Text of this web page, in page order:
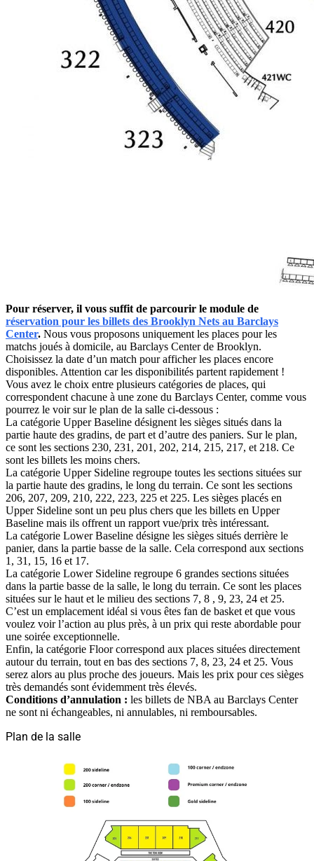
Pour réserver, il vous suffit de parcourir le module de
réservation pour les billets des Brooklyn Nets au Barclays
Center. Nous vous proposons uniquement les places pour les
matchs joués à domicile, au Barclays Center de Brooklyn.
Choisissez la date d’un match pour afficher les places encore
disponibles. Attention car les disponibilités partent rapidement !
Vous avez le choix entre plusieurs catégories de places, qui
correspondent chacune à une zone du Barclays Center, comme vous
pourrez le voir sur le plan de la salle ci-dessous :
La catégorie Upper Baseline désignent les sièges situés dans la
partie haute des gradins, de part et d’autre des paniers. Sur le plan,
ce sont les sections 230, 231, 201, 202, 214, 215, 217, et 218. Ce
sont les billets les moins chers.
La catégorie Upper Sideline regroupe toutes les sections situées sur
la partie haute des gradins, le long du terrain. Ce sont les sections
206, 207, 209, 210, 222, 223, 225 et 225. Les sièges placés en
Upper Sideline sont un peu plus chers que les billets en Upper
Baseline mais ils offrent un rapport vue/prix très intéressant.
La catégorie Lower Baseline désigne les sièges situés derrière le
panier, dans la partie basse de la salle. Cela correspond aux sections
1, 31, 15, 16 et 17.
La catégorie Lower Sideline regroupe 6 grandes sections situées
dans la partie basse de la salle, le long du terrain. Ce sont les places
situées sur le haut et le milieu des sections 7, 8 , 9, 23, 24 et 25.
C’est un emplacement idéal si vous êtes fan de basket et que vous
voulez voir l’action au plus près, à un prix qui reste abordable pour
une soirée exceptionnelle.
Enfin, la catégorie Floor correspond aux places situées directement
autour du terrain, tout en bas des sections 7, 8, 23, 24 et 25. Vous
serez alors au plus proche des joueurs. Mais les prix pour ces sièges
très demandés sont évidemment très élevés.
Conditions d’annulation : les billets de NBA au Barclays Center
ne sont ni échangeables, ni annulables, ni remboursables.
Plan de la salle